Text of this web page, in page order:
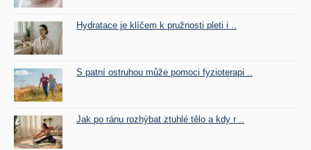
Hydratace je klíčem k pružnosti pleti i ..
S patní ostruhou může pomoci fyzioterapi ..
Jak po ránu rozhýbat ztuhlé tělo a kdy r ..